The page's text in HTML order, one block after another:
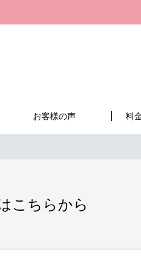
お客様の声 料
こちらから